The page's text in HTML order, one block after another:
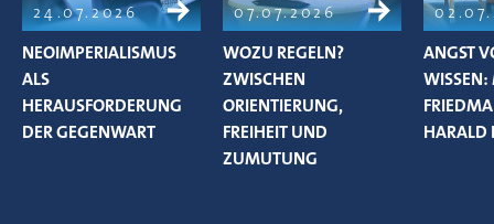
24.07.2026
NEOIMPERIALISMUS
ALS
HERAUSFORDERUNG
DER GEGENWART
07.07.2026
WOZU REGELN?
ZWISCHEN
ORIENTIERUNG,
FREIHEIT UND
ZUMUTUNG
ANGST
WISSEN:
HARALD